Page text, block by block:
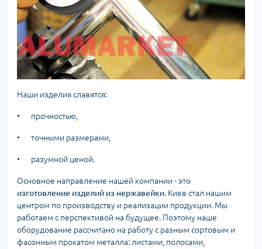
Наши изделия славятся:
• прочностью,
• точными размерами,
• разумной ценой.
Основное направление нашей компании - это
изготовление изделий из нержавейки. Киев стал нашим
центром по производству и реализации продукции. Мы
работаем с перспективой на будущее. Поэтому наше
оборудование рассчитано на работу с разным сортовым и
фасонным прокатом металла: листами, полосами,